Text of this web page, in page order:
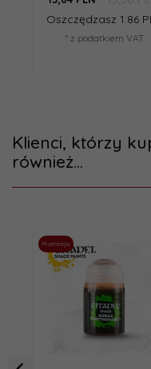
Oszczędzasz 1.86
* z podatkiem VAT
Klienci, którzy
również...
Promocja